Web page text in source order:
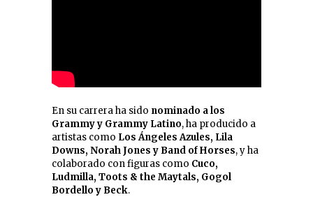
En su carrera ha sido nominado a los
Grammy y Grammy Latino, ha producido a
artistas como Los Ángeles Azules, Lila
Downs, Norah Jones y Band of Horses, y ha
colaborado con figuras como Cuco,
Ludmilla, Toots & the Maytals, Gogol
Bordello y Beck.